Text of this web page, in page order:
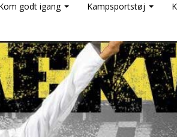
godt igang Kampsportstøj